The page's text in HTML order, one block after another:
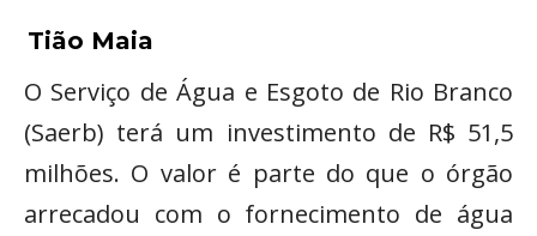
Tião Maia
O Serviço de Água e Esgoto de Rio Branco
(Saerb) terá um investimento de R$ 51,5
milhões. O valor é parte do que o órgão
arrecadou com o fornecimento de água